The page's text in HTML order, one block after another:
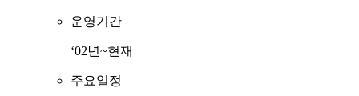
운영기간
‘02년~현재
주요일정